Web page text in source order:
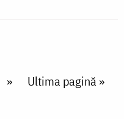
Last page
Ultima pagină »